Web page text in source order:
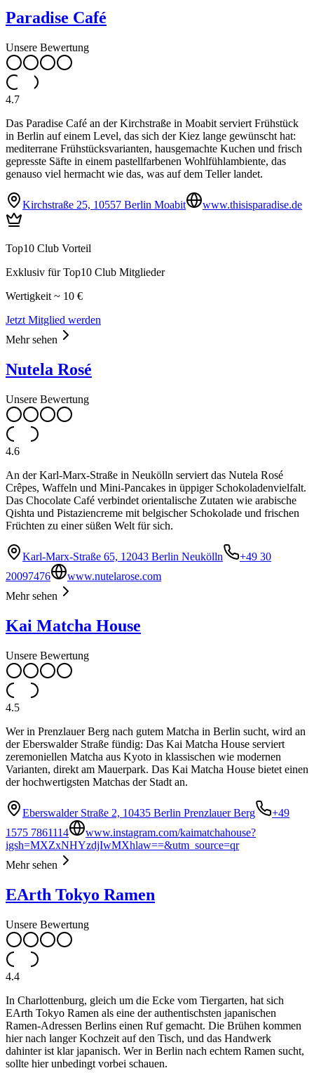
Paradise Café
Unsere Bewertung
4.7
Das Paradise Café an der Kirchstraße in Moabit serviert Frühstück
in Berlin auf einem Level, das sich der Kiez lange gewünscht hat:
mediterrane Frühstücksvarianten, hausgemachte Kuchen und frisch
gepresste Säfte in einem pastellfarbenen Wohlfühlambiente, das
genauso viel hermacht wie das, was auf dem Teller landet.
Kirchstraße 25, 10557 Berlin Moabit www.thisisparadise.de
Top10 Club Vorteil
Exklusiv für Top10 Club Mitglieder
Wertigkeit ~ 10 €
Jetzt Mitglied werden
Mehr sehen
Nutela Rosé
Unsere Bewertung
4.6
An der Karl-Marx-Straße in Neukölln serviert das Nutela Rosé
Crêpes, Waffeln und Mini-Pancakes in üppiger Schokoladenvielfalt.
Das Chocolate Café verbindet orientalische Zutaten wie arabische
Qishta und Pistaziencreme mit belgischer Schokolade und frischen
Früchten zu einer süßen Welt für sich.
Karl-Marx-Straße 65, 12043 Berlin Neukölln
+49 30
20097476
www.nutelarose.com
Mehr sehen
Kai Matcha House
Unsere Bewertung
4.5
Wer in Prenzlauer Berg nach gutem Matcha in Berlin sucht, wird an
der Eberswalder Straße fündig: Das Kai Matcha House serviert
zeremoniellen Matcha aus Kyoto in klassischen wie modernen
Varianten, direkt am Mauerpark. Das Kai Matcha House bietet einen
der hochwertigsten Matchas der Stadt an.
Eberswalder Straße 2, 10435 Berlin Prenzlauer Berg
+49
1575 7861114
www.instagram.com/kaimatchahouse?
igsh=MXZxNHYzdjIwMXhlaw==&utm_source=qr
Mehr sehen
EArth Tokyo Ramen
Unsere Bewertung
4.4
In Charlottenburg, gleich um die Ecke vom Tiergarten, hat sich
EArth Tokyo Ramen als eine der authentischsten japanischen
Ramen-Adressen Berlins einen Ruf gemacht. Die Brühen kommen
hier nach langer Kochzeit auf den Tisch, und das Handwerk
dahinter ist klar japanisch. Wer in Berlin nach echtem Ramen sucht,
sollte hier unbedingt vorbei schauen.